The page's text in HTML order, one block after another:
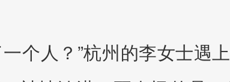
个人？”杭州的李女士遇